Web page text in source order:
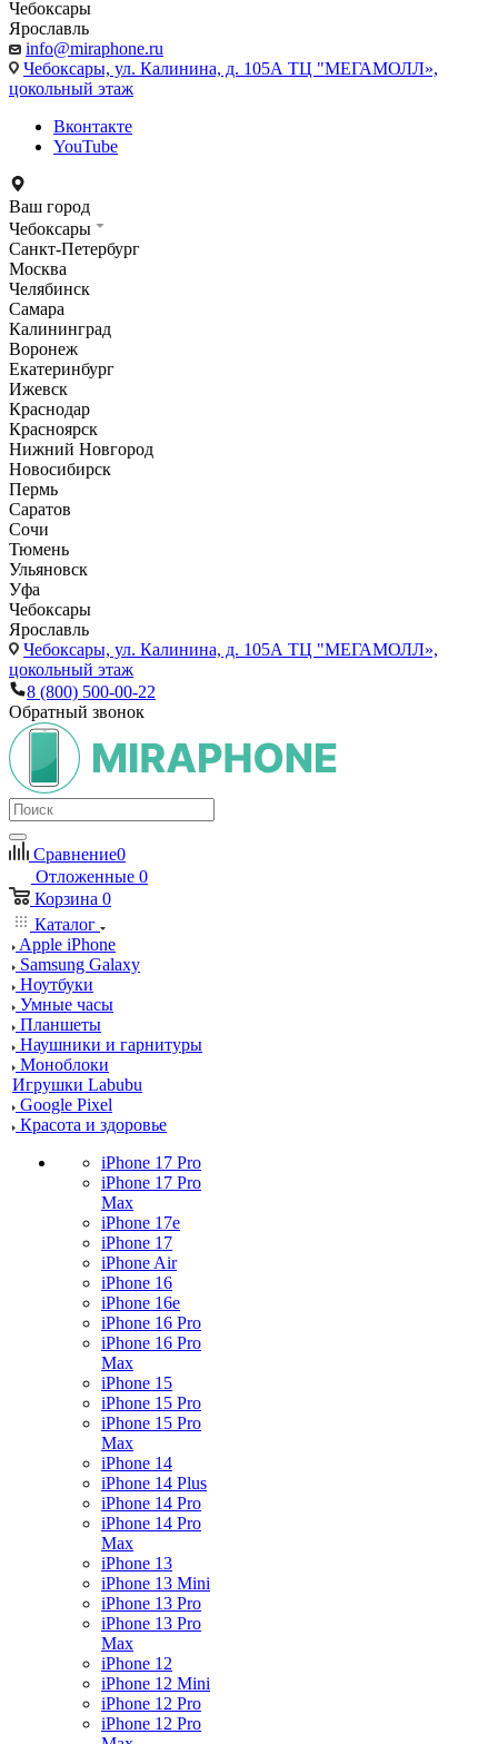
Чебоксары
Ярославль
info@miraphone.ru
Чебоксары, ул. Калинина, д. 105А ТЦ "МЕГАМОЛЛ»,
цокольный этаж
Вконтакте
YouTube
Ваш город
Чебоксары
Санкт-Петербург
Москва
Челябинск
Самара
Калининград
Воронеж
Екатеринбург
Ижевск
Краснодар
Красноярск
Нижний Новгород
Новосибирск
Пермь
Саратов
Сочи
Тюмень
Ульяновск
Уфа
Чебоксары
Ярославль
Чебоксары, ул. Калинина, д. 105А ТЦ "МЕГАМОЛЛ»,
цокольный этаж
8 (800) 500-00-22
Обратный звонок
Сравнение0
Отложенные 0
Корзина 0
Каталог
Apple iPhone
Samsung Galaxy
Ноутбуки
Умные часы
Планшеты
Наушники и гарнитуры
Моноблоки
Игрушки Labubu
Google Pixel
Красота и здоровье
iPhone 17 Pro
iPhone 17 Pro
Max
iPhone 17e
iPhone 17
iPhone Air
iPhone 16
iPhone 16e
iPhone 16 Pro
iPhone 16 Pro
Max
iPhone 15
iPhone 15 Pro
iPhone 15 Pro
Max
iPhone 14
iPhone 14 Plus
iPhone 14 Pro
iPhone 14 Pro
Max
iPhone 13
iPhone 13 Mini
iPhone 13 Pro
iPhone 13 Pro
Max
iPhone 12
iPhone 12 Mini
iPhone 12 Pro
iPhone 12 Pro